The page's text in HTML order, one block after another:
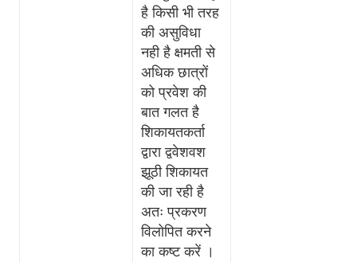
है किसी भी तरह
की असुविधा
नही है क्षमती से
अधिक छात्रों
को प्रवेश की
बात गलत है
शिकायतकर्ता
द्वारा द्ववेशवश
झूठी शिकायत
की जा रही है
अतः प्रकरण
विलोपित करने
का कष्ट करें ।